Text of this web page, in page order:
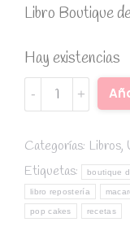
Libro Boutique
Hay existencias
Boutique
de
-
Peggy
Porschen
quantity
Categorías: Libros,
Etiquetas:
boutique
libro repostería
pop cakes recetas